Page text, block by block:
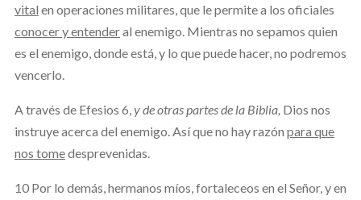
vital en operaciones militares, que le permite a los oficiales
conocer y entenderal enemigo. Mientras no sepamos quien
es el enemigo, donde está, y lo que puede hacer, no podremos
vencerlo.
A través de Efesios 6,y de otras partes de la Biblia, Dios nos
instruye acerca del enemigo. Así que no hay razón para que
nos tomedesprevenidas.
10 Por lo demás, hermanos míos, fortaleceos en el Señor, y en